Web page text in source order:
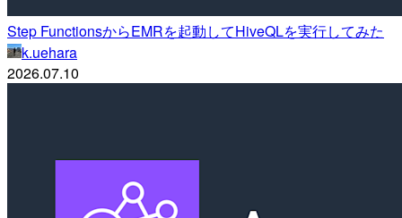
Step FunctionsからEMRを起動してHiveQLを実行してみた
k.uehara
2026.07.10